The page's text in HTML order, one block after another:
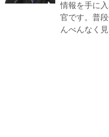
情報を手に
官です。普
んべんなく